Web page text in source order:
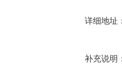
详细地址
补充说明